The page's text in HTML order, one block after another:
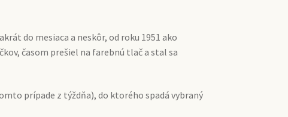
do mesiaca a neskôr, od roku 1951 ako
časom prešiel na farebnú tlač a stal sa
prípade z týždňa), do ktorého spadá vybraný